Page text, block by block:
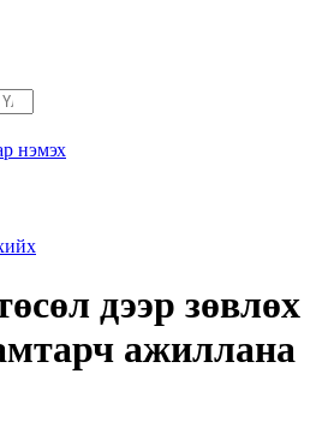
нэмэх
дээр зөвлөх
ажиллана